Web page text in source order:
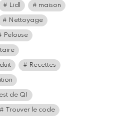
Lidl maison
Nettoyage
Pelouse
Recettes
de QI
Trouver le code